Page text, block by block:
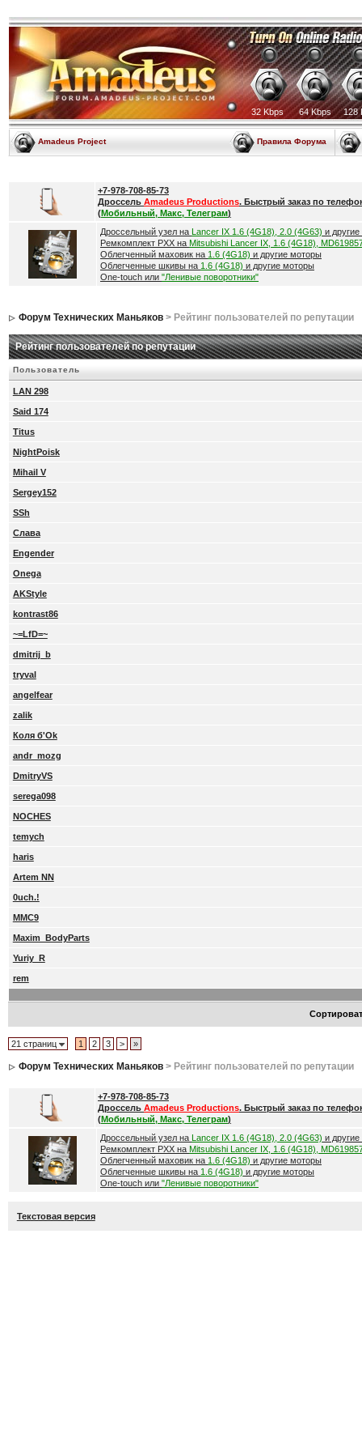
32 Kbps 64 Kbps 128
Amadeus Project Правила Форума
+7-978-708-85-73
Дроссель Amadeus Productions. Быстрый заказ по
(Мобильный, Макс, Телеграм)
Дроссельный узел на Lancer IX 1.6 (4G18), 2.0 (4G63) и
Ремкомплект РХХ на Mitsubishi Lancer IX, 1.6 (4G18),
Облегченный маховик на 1.6 (4G18) и другие моторы
Облегченные шкивы на 1.6 (4G18) и другие моторы
One-touch или "Ленивые поворотники"
Форум Технических Маньяков> Рейтинг пользователей по репутации
Рейтинг пользователей по репутации
Пользователь
LAN 298
Said 174
Titus
NightPoisk
Mihail V
Sergey152
SSh
Слава
Engender
Onega
AKStyle
kontrast86
~=LfD=~
dmitrij_b
tryval
angelfear
zalik
Коля б'Ok
andr_mozg
DmitryVS
serega098
NOCHES
temych
haris
Artem NN
0uch.!
MMC9
Maxim_BodyParts
Yuriy_R
rem
21 страниц 1 2 3 > »
Форум Технических Маньяков> Рейтинг пользователей по репутации
+7-978-708-85-73
Дроссель Amadeus Productions. Быстрый заказ по
(Мобильный, Макс, Телеграм)
Дроссельный узел на Lancer IX 1.6 (4G18), 2.0 (4G63) и
Ремкомплект РХХ на Mitsubishi Lancer IX, 1.6 (4G18),
Облегченный маховик на 1.6 (4G18) и другие моторы
Облегченные шкивы на 1.6 (4G18) и другие моторы
One-touch или "Ленивые поворотники"
Текстовая версия